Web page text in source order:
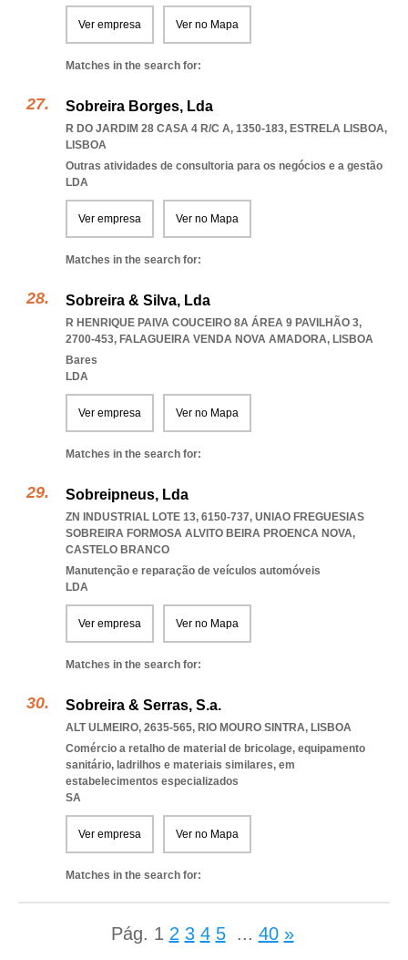
Ver empresa Ver no Mapa
Matches in the search for:
Sobreira Borges, Lda
R DO JARDIM 28 CASA 4 R/C A, 1350-183, ESTRELA LISBOA,
LISBOA
Outras atividades de consultoria para os negócios e a gestão
LDA
Ver empresa Ver no Mapa
Matches in the search for:
Sobreira & Silva, Lda
R HENRIQUE PAIVA COUCEIRO 8A ÁREA 9 PAVILHÃO 3,
2700-453, FALAGUEIRA VENDA NOVA AMADORA, LISBOA
Bares
LDA
Ver empresa Ver no Mapa
Matches in the search for:
Sobreipneus, Lda
ZN INDUSTRIAL LOTE 13, 6150-737, UNIAO FREGUESIAS
SOBREIRA FORMOSA ALVITO BEIRA PROENCA NOVA,
CASTELO BRANCO
Manutenção e reparação de veículos automóveis
LDA
Ver empresa Ver no Mapa
Matches in the search for:
Sobreira & Serras, S.a.
ALT ULMEIRO, 2635-565, RIO MOURO SINTRA, LISBOA
Comércio a retalho de material de bricolage, equipamento
sanitário, ladrilhos e materiais similares, em
estabelecimentos especializados
SA
Ver empresa Ver no Mapa
Matches in the search for:
Pág. 1 2 3 4 5 ... 40 »